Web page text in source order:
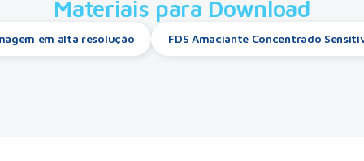
Materiais para Download
em alta resolução FDS Amaciante Concentrado